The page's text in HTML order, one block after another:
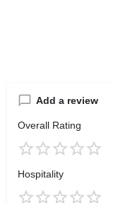
Add a review
Overall Rating
Hospitality